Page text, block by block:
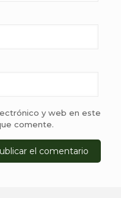
y web en este
comente.